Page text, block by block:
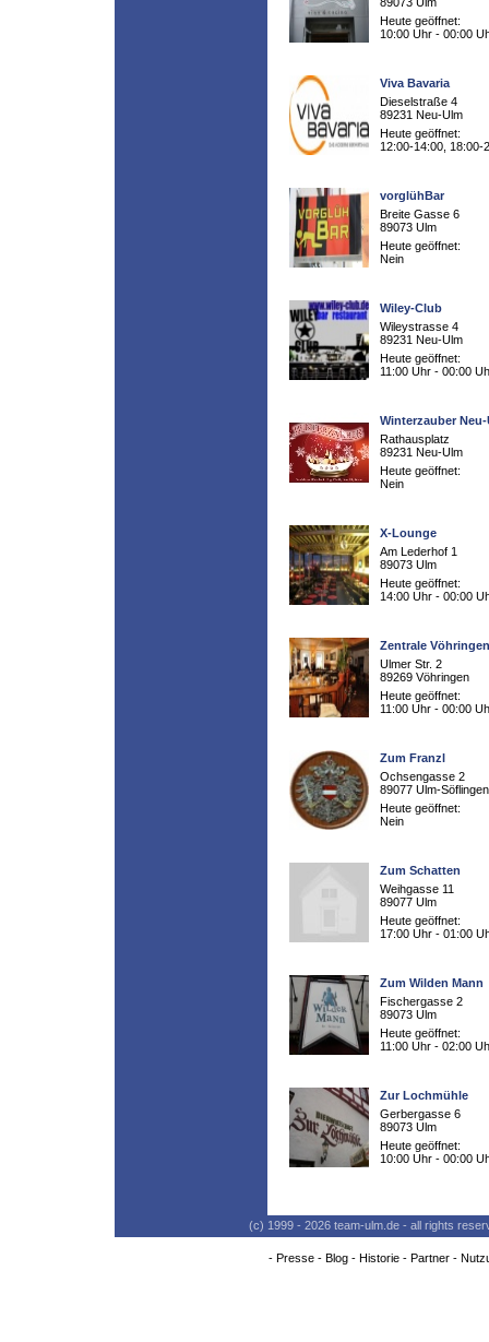
Heute geöffnet:
10:00 Uhr - 00:00
Viva Bavaria
Dieselstraße 4
89231 Neu-Ulm
Heute geöffnet:
12:00-14:00, 18:00-
vorglühBar
Breite Gasse 6
89073 Ulm
Heute geöffnet:
Nein
Wiley-Club
Wileystrasse 4
89231 Neu-Ulm
Heute geöffnet:
11:00 Uhr - 00:00
Winterzauber
Rathausplatz
89231 Neu-Ulm
Heute geöffnet:
Nein
X-Lounge
Am Lederhof 1
89073 Ulm
Heute geöffnet:
14:00 Uhr - 00:00
Zentrale Vöhringen
Ulmer Str. 2
89269 Vöhringen
Heute geöffnet:
11:00 Uhr - 00:00
Zum Franzl
Ochsengasse 2
89077 Ulm-Söflingen
Heute geöffnet:
Nein
Zum Schatten
Weihgasse 11
89077 Ulm
Heute geöffnet:
17:00 Uhr - 01:00
Zum Wilden Mann
Fischergasse 2
89073 Ulm
Heute geöffnet:
11:00 Uhr - 02:00
Zur Lochmühle
Gerbergasse 6
89073 Ulm
Heute geöffnet:
10:00 Uhr - 00:00
(c) 1999 - 2026 team-ulm.de - all rights
- Presse- Blog- Historie- Partner-